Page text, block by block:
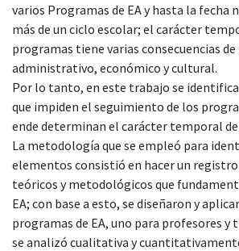
varios Programas de EA y hasta la fecha
más de un ciclo escolar; el carácter
programas tiene varias consecuencias
administrativo, económico y cultural.
Por lo tanto, en este trabajo se
que impiden el seguimiento de los
ende determinan el carácter temporal
La metodología que se empleó para
elementos consistió en hacer un
teóricos y metodológicos que
EA; con base a esto, se diseñaron y
programas de EA, uno para profesores y
se analizó cualitativa y